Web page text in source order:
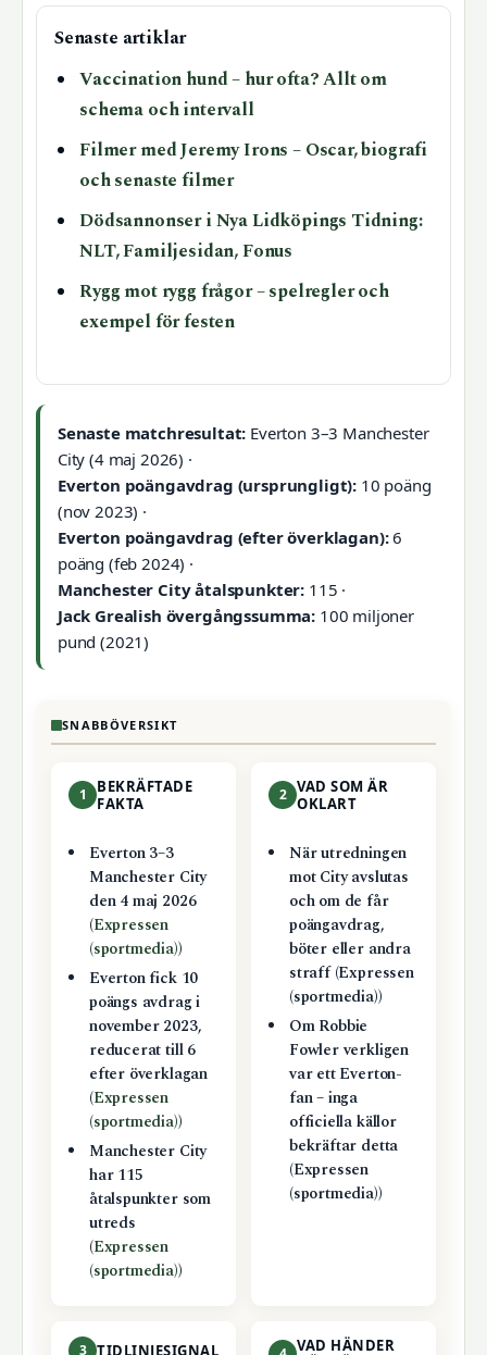
Senaste artiklar
Vaccination hund – hur ofta? Allt om
schema och intervall
Filmer med Jeremy Irons – Oscar, biografi
och senaste filmer
Dödsannonser i Nya Lidköpings Tidning:
NLT, Familjesidan, Fonus
Rygg mot rygg frågor – spelregler och
exempel för festen
Senaste matchresultat: Everton 3–3 Manchester
City (4 maj 2026) ·
Everton poängavdrag (ursprungligt): 10 poäng
(nov 2023) ·
Everton poängavdrag (efter överklagan):6
poäng (feb 2024) ·
Manchester City åtalspunkter: 115 ·
Jack Grealish övergångssumma: 100 miljoner
pund (2021)
SNABBÖVERSIKT
1
BEKRÄFTADE
FAKTA
Everton 3–3
Manchester City
den 4 maj 2026
(Expressen
(sportmedia))
Everton fick 10
poängs avdrag i
november 2023,
reducerat till 6
efter överklagan
(Expressen
(sportmedia))
Manchester City
har 115
åtalspunkter som
utreds
(Expressen
(sportmedia))
2 VAD SOM ÄR
OKLART
När utredningen
mot City avslutas
och om de får
poängavdrag,
böter eller andra
straff (Expressen
(sportmedia))
Om Robbie
Fowler verkligen
var ett Everton-
fan – inga
officiella källor
bekräftar detta
(Expressen
(sportmedia))
3 TIDLINJESIGNAL
VAD HÄNDER